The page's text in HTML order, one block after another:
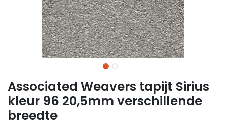
Associated Weavers tapijt Sirius
kleur 96 20,5mm verschillende
breedte